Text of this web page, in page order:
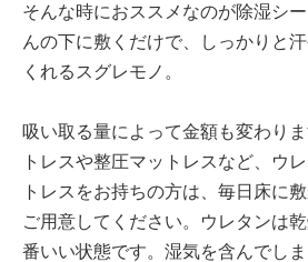
そんな時におススメなのが除湿シ
んの下に敷くだけで、しっかりと
くれるスグレモノ。
吸い取る量によって金額も変わり
トレスや整圧マットレスなど、ウ
トレスをお持ちの方は、毎日床に
ご用意してください。ウレタンは
番いい状態です。湿気を含んでし